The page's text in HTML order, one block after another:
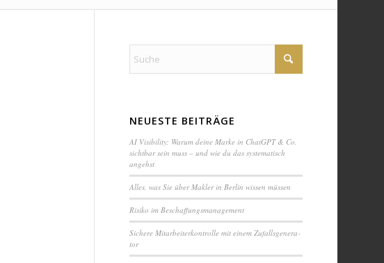
NEUESTE BEITRÄGE
AI Visibility: Warum deine Marke in ChatGPT & Co.
sichtbar sein muss – und wie du das systematisch
angehst
Alles, was Sie über Makler in Berlin wissen müssen
Ri­si­ko im Be­schaf­fungs­ma­na­ge­ment
Sichere Mit­ar­bei­ter­kon­trol­le mit einem Zuf­alls­ge­ne­ra­
tor